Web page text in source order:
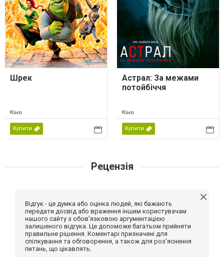
Шрек
Кіно
Купити
Астрал: За межами
потойбіччя
Кіно
Купити
Рецензія
Відгук - це думка або оцінка людей, які бажають
передати досвід або враження іншим користувачам
нашого сайту з обов'язковою аргументацією
залишеного відгука. Це допоможе багатьом прийняти
правильне рішення. Коментарі призначені для
спілкування та обговорення, а також для роз'яснення
питань, що цікавлять.